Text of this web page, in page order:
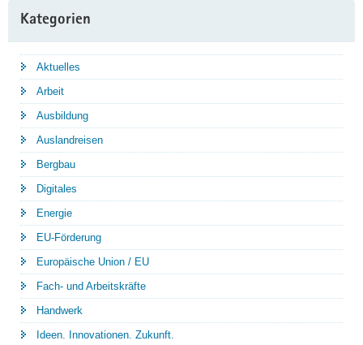
Kategorien
Aktuelles
Arbeit
Ausbildung
Auslandreisen
Bergbau
Digitales
Energie
EU-Förderung
Europäische Union / EU
Fach- und Arbeitskräfte
Handwerk
Ideen. Innovationen. Zukunft.